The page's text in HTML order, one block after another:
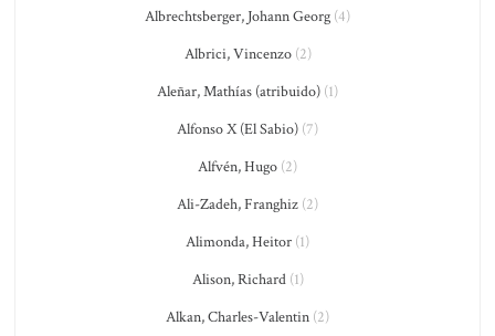
Albrechtsberger, Johann Georg (4)
Albrici, Vincenzo(2)
Aleñar, Mathías (atribuido) (1)
Alfonso X (El Sabio) (7)
Alfvén, Hugo (2)
Ali-Zadeh, Franghiz (2)
Alimonda, Heitor (1)
Alison, Richard(1)
Alkan, Charles-Valentin (2)